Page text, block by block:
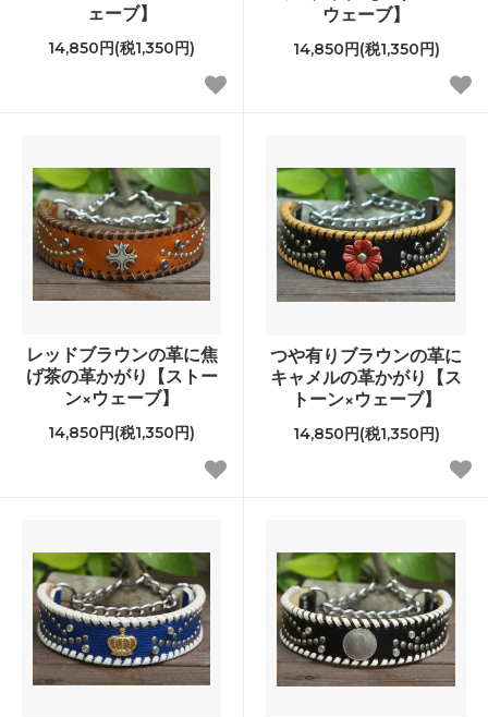
ェーブ】
14,850円(税1,350円)
ウェーブ】
14,850円(税1,350円)
レッドブラウンの革に焦
げ茶の革かがり【ストー
ン×ウェーブ】
14,850円(税1,350円)
つや有りブラウンの革に
キャメルの革かがり【ス
トーン×ウェーブ】
14,850円(税1,350円)